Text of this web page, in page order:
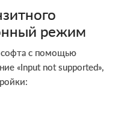
режим
софта с помощью
«Input not supported»,